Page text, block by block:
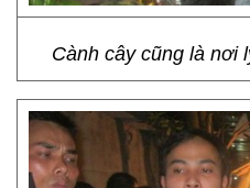
Cành cây cũng là nơi